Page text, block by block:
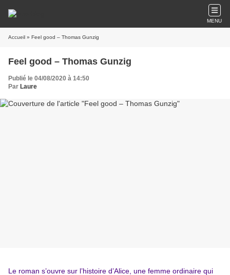
MENU
Accueil » Feel good – Thomas Gunzig
Feel good – Thomas Gunzig
Publié le 04/08/2020 à 14:50
Par Laure
Le roman s’ouvre sur l’histoire d’Alice, une femme ordinaire qui